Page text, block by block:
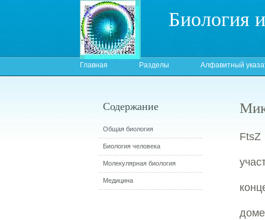
Биология
Главная Разделы Алфавитный
FtsZ
Содержание
Общая биология
Биология человека
Молекулярная биология
Медицина